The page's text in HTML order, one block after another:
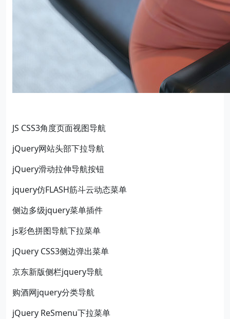
JS CSS3角度页面视图导航
jQuery网站头部下拉导航
jQuery滑动拉伸导航按钮
jquery仿FLASH筋斗云动态菜单
侧边多级jquery菜单插件
js彩色拼图导航下拉菜单
jQuery CSS3侧边弹出菜单
京东新版侧栏jquery导航
购酒网jquery分类导航
jQuery ReSmenu下拉菜单